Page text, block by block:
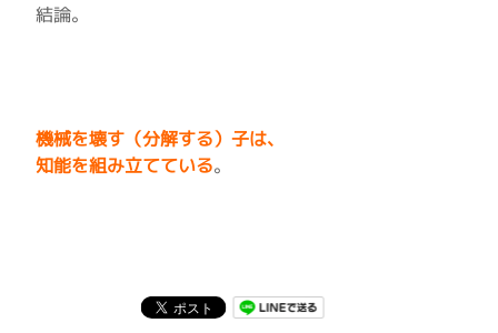
結論。
機械を壊す（分解する）子は、
知能を組み立てている。